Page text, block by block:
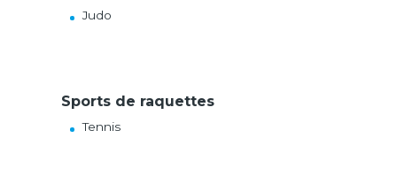
Judo
Sports de raquettes
Tennis